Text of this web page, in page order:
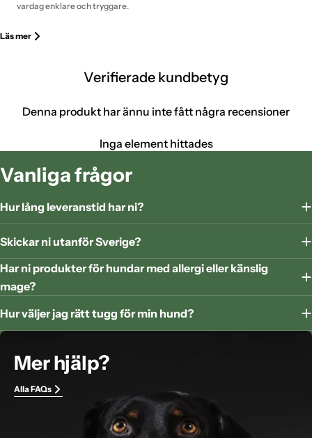
vardag enklare och tryggare.
Läs mer
Verifierade kundbetyg
Denna produkt har ännu inte fått några recensioner
Inga element hittades
Mer hjälp?
Alla FAQs
Vanliga frågor
Hur lång leveranstid har ni?
Skickar ni utanför Sverige?
Har ni produkter för hundar med allergi eller känslig
mage?
Hur väljer jag rätt tugg för min hund?